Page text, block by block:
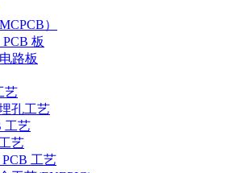
）
PCB 板
路板
艺
孔工艺
工艺
艺
工艺